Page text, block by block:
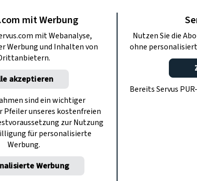
– ja oder
wenn man sich auf eine begibt –
dort verhalten? Hundeflo Florian
HIER. FUSS. LAUF. – dem etwas
mit Werbung
mit Webanalyse,
Werbung und Inhalten von
akzeptieren
sind ein wichtiger
unseres kostenfreien
zur Nutzung
für personalisierte
Werbung.
Werbung
Nutzen Sie die
ohne
Bereits Servus